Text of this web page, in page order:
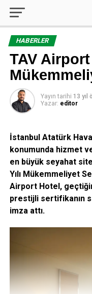
HABERLER
TAV Airport
Yayın tarihi 13 yıl
Yazar: editor
İstanbul Atatürk
konumunda hizmet
en büyük seyahat
Yılı Mükemmeliyet
Airport Hotel,
prestijli sertifikanın
imza attı.